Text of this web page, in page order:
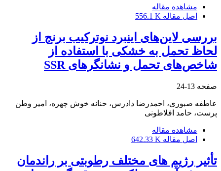
مشاهده مقاله
اصل مقاله 556.1 K
بررسی لاین‌های اینبرد نوترکیب برنج از
لحاظ تحمل به خشکی با استفاده از
شاخص‌های تحمل و نشانگرهای SSR
صفحه 13-24
عاطفه صبوری، احمدرضا دادرس، حنانه خوش چهره، امیر وطن
پرست، حامد افلاطونی
مشاهده مقاله
اصل مقاله 642.33 K
تأثیر رژیم های مختلف رطوبتی بر راندمان